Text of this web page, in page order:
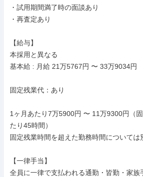
・試用期間満了時の面談あり
・再査定あり
【給与】
本採用と異なる
基本給 : 月給 21万5767円 〜 33万9034円
固定残業代：あり
1ヶ月あたり7万5900円 〜 11万9300円（
たり45時間）
固定残業時間を超えた勤務時間については
【一律手当】
全員に一律で支払われる通勤・皆勤・家族